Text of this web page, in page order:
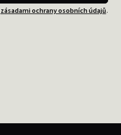
zásadami ochrany osobních údajů.